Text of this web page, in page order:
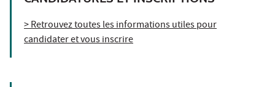
> Retrouvez toutes les informations utiles pour
candidater et vous inscrire